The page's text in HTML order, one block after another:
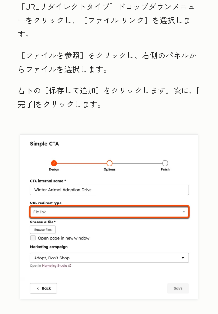
［URLリダイレクトタイプ］
ドロップダウンメニュ
ーをクリックし、 ［ファイル リンク］ を選択しま
す。
［ファイルを参照］ をクリックし、右側のパネルか
らファイルを選択します。
右下の［保存して追加］ をクリックします。次に、[
完了]をクリックします。